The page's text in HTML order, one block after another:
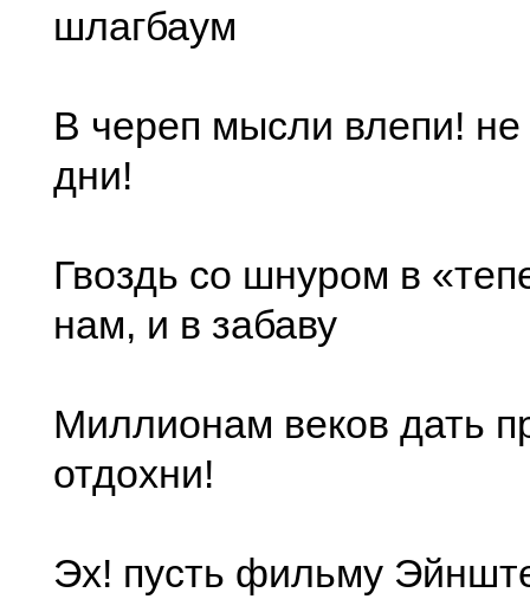
шлагбаум
В череп мысли влепи! не
дни!
Гвоздь со шнуром в
нам, и в забаву
Миллионам веков дать
отдохни!
Эх! пусть фильму